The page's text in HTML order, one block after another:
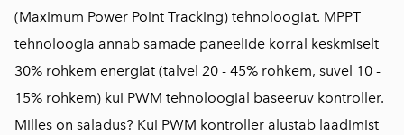
(Maximum Power Point Tracking) tehnoloogiat. MPPT
tehnoloogia annab samade paneelide korral keskmiselt
30% rohkem energiat (talvel 20 - 45% rohkem, suvel 10 -
15% rohkem) kui PWM tehnoloogial baseeruv kontroller.
Milles on saladus? Kui PWM kontroller alustab laadimist